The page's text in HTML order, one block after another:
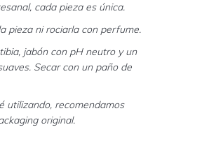
cada pieza es única.
pieza ni rociarla con perfume.
jabón con pH neutro y un
Secar con un paño de
utilizando, recomendamos
original.